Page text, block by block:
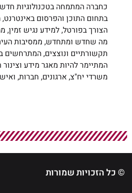
כחברה המתמחה בטכנולוגיות
בתחום התוכן והפרסום
הצורך בפורטל, למידע נגיש זמין,
מה שחדש ומתחדש, ממסיבות
תקשורתיים ונוצצים, המתרחשים
המתיימר להיות מאגר מידע
משרדי יח"צ, ארגונים, חברות,
© כל הזכויות שמורות